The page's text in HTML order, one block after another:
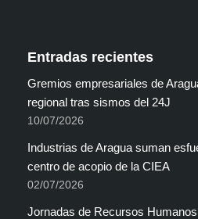
Entradas recientes
Gremios empresariales de
regional tras sismos del 24J
10/07/2026
Industrias de Aragua suman
centro de acopio de la CIEA
02/07/2026
Jornadas de Recursos